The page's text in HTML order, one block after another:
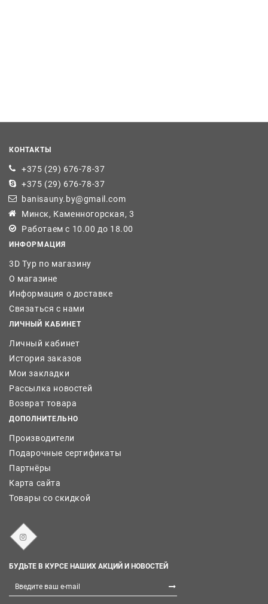
КОНТАКТЫ
+375 (29) 676-78-37
+375 (29) 676-78-37
banisauny.by@gmail.com
Минск, Каменногорская, 3
Работаем с 10.00 до 18.00
ИНФОРМАЦИЯ
3D Тур по магазину
О магазине
Информация о доставке
Связаться с нами
ЛИЧНЫЙ КАБИНЕТ
Личный кабинет
История заказов
Мои закладки
Рассылка новостей
Возврат товара
ДОПОЛНИТЕЛЬНО
Производители
Подарочные сертификаты
Партнёры
Карта сайта
Товары со скидкой
БУДЬТЕ В КУРСЕ НАШИХ АКЦИЙ И НОВОСТЕЙ